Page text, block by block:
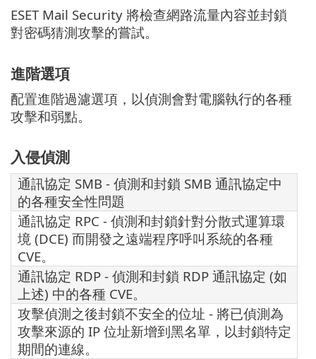
ESET Mail Security 將檢查網路流量內容並封鎖
對密碼猜測攻擊的嘗試。
進階選項
配置進階過濾選項，以偵測會對電腦執行的各種
攻擊和弱點。
入侵偵測
通訊協定 SMB - 偵測和封鎖 SMB 通訊協定中
的各種安全性問題
通訊協定 RPC - 偵測和封鎖針對分散式運算環
境 (DCE) 而開發之遠端程序呼叫系統的各種
CVE。
通訊協定 RDP - 偵測和封鎖 RDP 通訊協定 (如
上述) 中的各種 CVE。
攻擊偵測之後封鎖不安全的位址 - 將已偵測為
攻擊來源的 IP 位址新增到黑名單，以封鎖特定
期間的連線。